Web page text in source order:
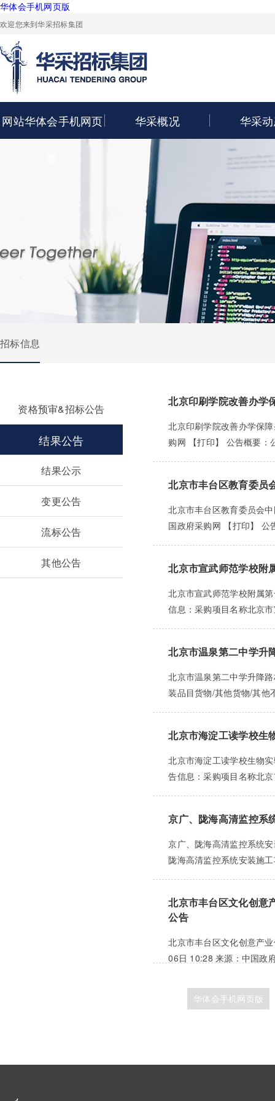
华体会手机网页版
欢迎您来到华采招标集团
网站华体会手机网页 华采概况 华采
招标信息
资格预审&招标公告
结果公告
结果公示
变更公告
流标公告
其他公告
北京印刷学院改善办学
北京印刷学院改善办学保
购网 【打印】 公告概要：
北京市丰台区教育委员
北京市丰台区教育委员会
国政府采购网 【打印】 公
北京市宣武师范学校附
北京市宣武师范学校附属
信息：采购项目名称北京
北京市温泉第二中学升
北京市温泉第二中学升降
装品目货物/其他货物/其他
北京市海淀工读学校生
北京市海淀工读学校生物
告信息：采购项目名称北
京广、陇海高清监控系
京广、陇海高清监控系统
陇海高清监控系统安装施
北京市丰台区文化创意
公告
北京市丰台区文化创意产
06日 10:28 来源：中国政
华体会手机网页版